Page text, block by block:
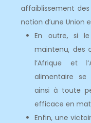
affaiblissement
notion d’une Union
En outre, si
maintenu, des
l’Afrique et
alimentaire se
ainsi à toute
efficace en
Enfin, une